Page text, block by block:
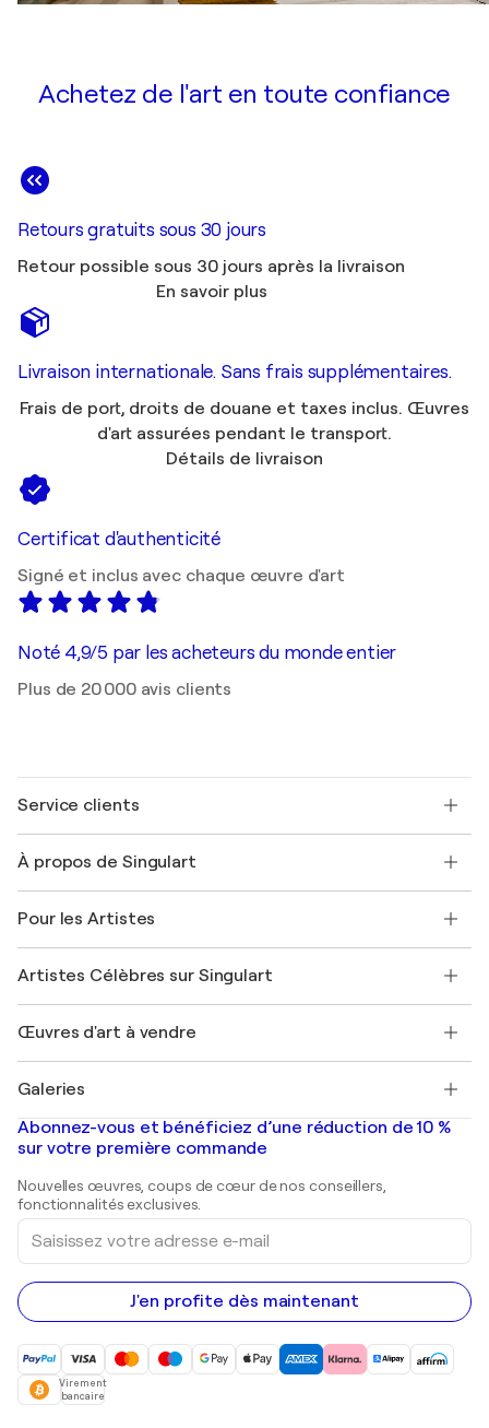
Achetez de l'art en toute confiance
Retours gratuits sous 30 jours
Retour possible sous 30 jours après la livraison
En savoir plus
Livraison internationale. Sans frais supplémentaires.
Frais de port, droits de douane et taxes inclus. Œuvres
d'art assurées pendant le transport.
Détails de livraison
Certificat d'authenticité
Signé et inclus avec chaque œuvre d'art
Noté 4,9/5 par les acheteurs du monde entier
Plus de 20 000 avis clients
Service clients
Expédition
Offrir une carte cadeau
Rejoignez notre programme commercial
Mon compte
+33 1 76 44 06 42
À propos de Singulart
FAQ
Magazine Singulart
Emplois
Découvrez une sélection d'art original
Pour les Artistes
Se connecter en tant qu'Artiste
Artistes Célèbres sur Singulart
Marc Chagall
Banksy
Mr. Brainwash
Shepard Fairey
Œuvres d'art à vendre
Tableaux abstraits à vendre
Peintures de paysage
Estampes
Peintures acryliques
Galeries
Galeries d'art en France
Galeries d'art en Belgique
Abonnez-vous et bénéficiez d’une réduction de 10 %
sur votre première commande
Nouvelles œuvres, coups de cœur de nos conseillers,
fonctionnalités exclusives.
Saisissez
votre
adresse
e-
mail
J'en profite dès maintenant
Virement
bancaire